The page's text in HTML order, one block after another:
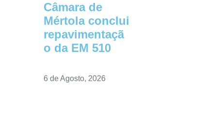
Câmara de
Mértola conclui
repavimentaçã
o da EM 510
6 de Agosto, 2026